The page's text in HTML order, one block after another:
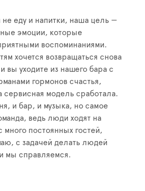
еду и напитки, наша цель —
эмоции, которые
воспоминаниями.
хочется возвращаться снова
вы уходите из нашего бара с
гормонов счастья,
сервисная модель сработала.
и бар, и музыка, но самое
ведь люди ходят на
много постоянных гостей,
с задачей делать людей
мы справляемся.